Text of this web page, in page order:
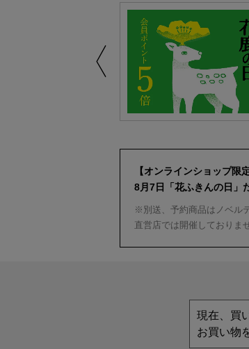
【オンラインショップ限
8月7日「花ふきんの日」
※別送、予約商品はノベル
直営店では開催しておりま
現在、買
お買い物